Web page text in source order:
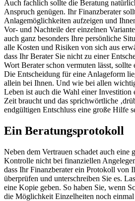
Auch fachlich sollte die Beratung
Anspruch genügen. Ihr Finanzberater
Anlagemöglichkeiten aufzeigen und
Vor- und Nachteile der einzelnen
auch ganz besonders Ihre persönliche
alle Kosten und Risiken von sich aus
dass Ihr Berater Sie nicht zu einer
Wort Berater schon vermuten lässt, sollte
Die Entscheidung für eine Anlageform
allein bei Ihnen. Und wie bei allen
Leben ist auch die Wahl einer Investition
Zeit braucht und das sprichwörtliche
endgültigen Entschluss eine große Hilfe
Ein Beratungsprotokoll
Neben dem Vertrauen schadet auch eine
Kontrolle nicht bei finanziellen
dass Ihr Finanzberater ein Protokoll von
überprüfen und unterschreiben Sie es.
eine Kopie geben. So haben Sie, wenn
die Möglichkeit Einzelheiten noch